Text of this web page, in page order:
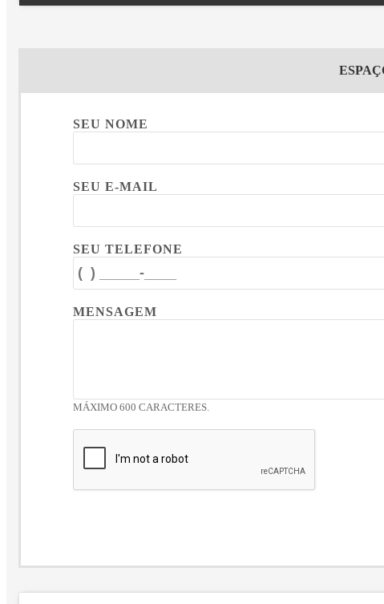
SEU NOME
SEU E-MAIL
SEU TELEFONE
MENSAGEM
MÁXIMO 600 CARACTERES.